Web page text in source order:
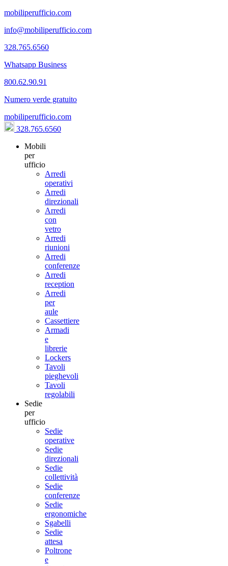
mobiliperufficio.com
info@mobiliperufficio.com
328.765.6560
Whatsapp Business
800.62.90.91
Numero verde gratuito
mobiliperufficio.com
328.765.6560
Mobili
per
ufficio
Arredi
operativi
Arredi
direzionali
Arredi
con
vetro
Arredi
riunioni
Arredi
conferenze
Arredi
reception
Arredi
per
aule
Cassettiere
Armadi
e
librerie
Lockers
Tavoli
pieghevoli
Tavoli
regolabili
Sedie
per
ufficio
Sedie
operative
Sedie
direzionali
Sedie
collettività
Sedie
conferenze
Sedie
ergonomiche
Sgabelli
Sedie
attesa
Poltrone
e